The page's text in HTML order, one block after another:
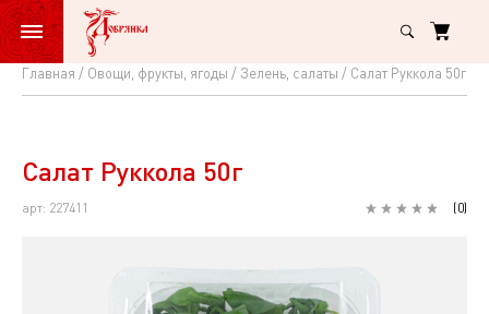
Главная Овощи, фрукты, ягоды Зелень, салаты Салат Руккола 50г
Салат
50гСалат Руккола 50г
арт: 227411 (0)